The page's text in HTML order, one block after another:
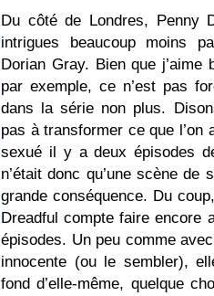
Du côté de Londres, Penny
intrigues beaucoup moins
Dorian Gray. Bien que j’aime
par exemple, ce n’est pas
dans la série non plus.
pas à transformer ce que l’on
sexué il y a deux épisodes
n’était donc qu’une scène
grande conséquence. Du
Dreadful compte faire encore
épisodes. Un peu comme
innocente (ou le sembler),
fond d’elle-même, quelque